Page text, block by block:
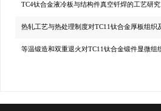
TC4钛合金液冷板与结构件真空钎焊的工艺研究
热轧工艺与热处理制度对TC11钛合金厚板组织